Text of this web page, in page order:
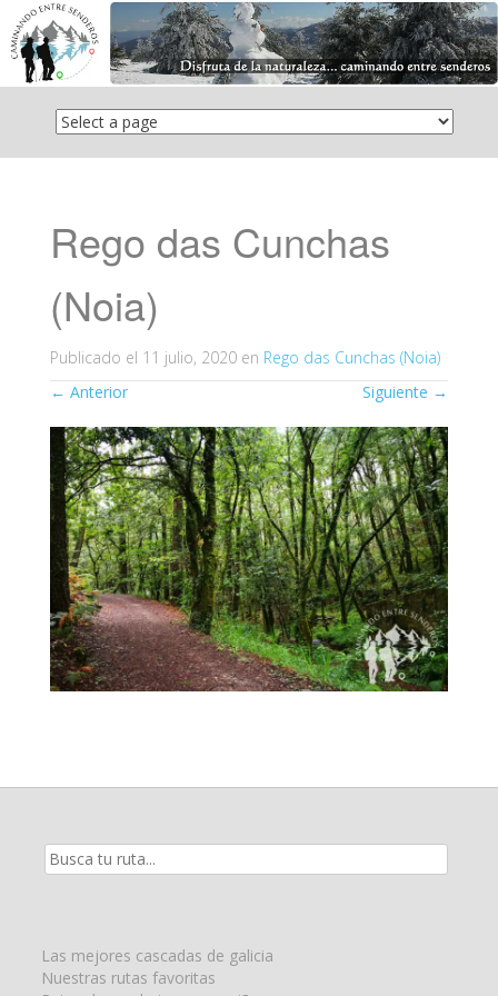
Saltar
contenido
Rego das Cunchas
(Noia)
Publicado el 11 julio, 2020 en Rego das Cunchas (Noia)
← Anterior Siguiente →
Resultados
Las mejores cascadas de galicia
Nuestras rutas favoritas